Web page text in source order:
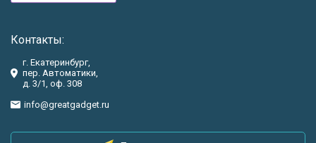
Контакты:
г. Екатеринбург,
пер. Автоматики,
д. 3/1, оф. 308
info@greatgadget.ru